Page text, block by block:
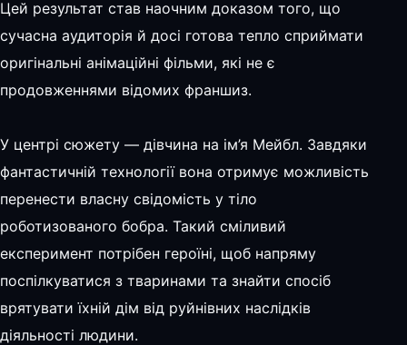
Цей результат став наочним доказом того, що
сучасна аудиторія й досі готова тепло сприймати
оригінальні анімаційні фільми, які не є
продовженнями відомих франшиз.
У центрі сюжету — дівчина на ім’я Мейбл. Завдяки
фантастичній технології вона отримує можливість
перенести власну свідомість у тіло
роботизованого бобра. Такий сміливий
експеримент потрібен героїні, щоб напряму
поспілкуватися з тваринами та знайти спосіб
врятувати їхній дім від руйнівних наслідків
діяльності людини.